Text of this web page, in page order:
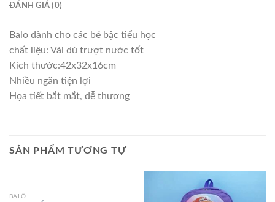
ĐÁNH GIÁ (0)
Balo dành cho các bé bậc tiểu học
chất liệu: Vải dù trượt nước tốt
Kích thước:42x32x16cm
Nhiều ngăn tiện lợi
Họa tiết bắt mắt, dễ thương
SẢN PHẨM TƯƠNG TỰ
BALÔ